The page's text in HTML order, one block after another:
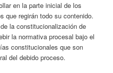
en la parte inicial de los
que regirán todo su contenido.
la constitucionalización de
la normativa procesal bajo el
constitucionales que son
del debido proceso.